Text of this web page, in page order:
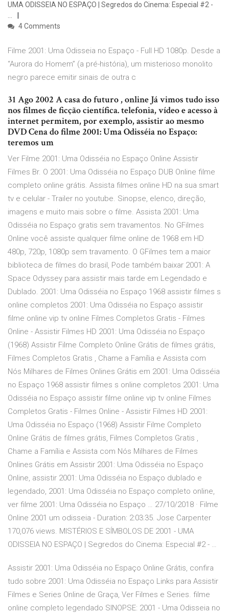
UMA ODISSEIA NO ESPAÇO | Segredos do Cinema: Especial #2 -
…
4 Comments
Filme 2001: Uma Odisseia no Espaço - Full HD 1080p. Desde a
“Aurora do Homem” (a pré-história), um misterioso monolito
negro parece emitir sinais de outra c
31 Ago 2002 A casa do futuro , online Já vimos tudo isso
nos filmes de ficção científica. telefonia, vídeo e acesso à
internet permitem, por exemplo, assistir ao mesmo
DVD Cena do filme 2001: Uma Odisséia no Espaço:
teremos um
Ver Filme 2001: Uma Odisséia no Espaço Online Assistir
Filmes Br. O 2001: Uma Odisséia no Espaço DUB Online filme
completo online grátis. Assista filmes online HD na sua smart
tv e celular - Trailer no youtube. Sinopse, elenco, direção,
imagens e muito mais sobre o filme. Assista 2001: Uma
Odisséia no Espaço gratis sem travamentos. No GFilmes
Online você assiste qualquer filme online de 1968 em HD
480p, 720p, 1080p sem travamento. O GFilmes tem a maior
biblioteca de filmes do brasil, Pode também baixar 2001: A
Space Odyssey para assistir mais tarde em Legendado e
Dublado. 2001: Uma Odisséia no Espaço 1968 assistir filmes s
online completos 2001: Uma Odisséia no Espaço assistir
filme online vip tv online Filmes Completos Gratis - Filmes
Online - Assistir Filmes HD 2001: Uma Odisséia no Espaço
(1968) Assistir Filme Completo Online Grátis de filmes grátis,
Filmes Completos Gratis , Chame a Família e Assista com
Nós Milhares de Filmes Onlines Grátis em 2001: Uma Odisséia
no Espaço 1968 assistir filmes s online completos 2001: Uma
Odisséia no Espaço assistir filme online vip tv online Filmes
Completos Gratis - Filmes Online - Assistir Filmes HD 2001:
Uma Odisséia no Espaço (1968) Assistir Filme Completo
Online Grátis de filmes grátis, Filmes Completos Gratis ,
Chame a Família e Assista com Nós Milhares de Filmes
Onlines Grátis em Assistir 2001: Uma Odisséia no Espaço
Online, assistir 2001: Uma Odisséia no Espaço dublado e
legendado, 2001: Uma Odisséia no Espaço completo online,
ver filme 2001: Uma Odisséia no Espaço … 27/10/2018 · Filme
Online 2001 um odisseia - Duration: 2:03:35. Jose Carpenter
170,076 views. MISTÉRIOS E SÍMBOLOS DE 2001 - UMA
ODISSEIA NO ESPAÇO | Segredos do Cinema: Especial #2 - …
Assistir 2001: Uma Odisséia no Espaço Online Grátis, confira
tudo sobre 2001: Uma Odisséia no Espaço Links para Assistir
Filmes e Series Online de Graça, Ver Filmes e Series. filme
online completo legendado SINOPSE: 2001 - Uma Odisseia no